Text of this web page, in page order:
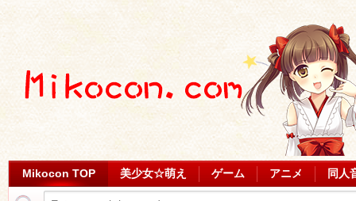
Mikocon TOP 美少女☆萌え ゲーム アニメ 同人